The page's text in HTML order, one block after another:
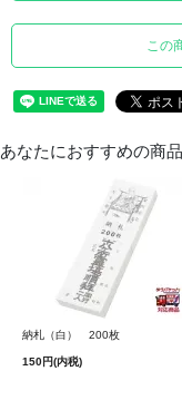
そして一番後ろには
ます。
ビニールカバーが付
この
あなたにおすすめの商品
納札（白） 200枚
150円(内税)